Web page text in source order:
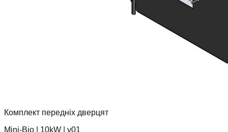
Комплект передніх дверцят
Mini-Bio
10kW
v01